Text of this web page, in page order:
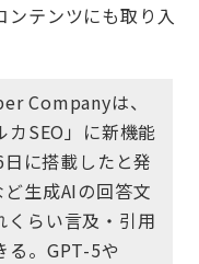
ンテンツにも取り入
Companyは、
カSEO」に新機能
に搭載したと発
生成AIの回答文
くらい言及・引用
る。GPT-5や